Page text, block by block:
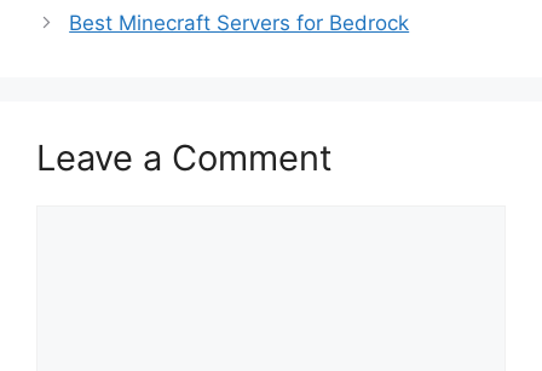
Best Minecraft Servers for Bedrock
Leave a Comment